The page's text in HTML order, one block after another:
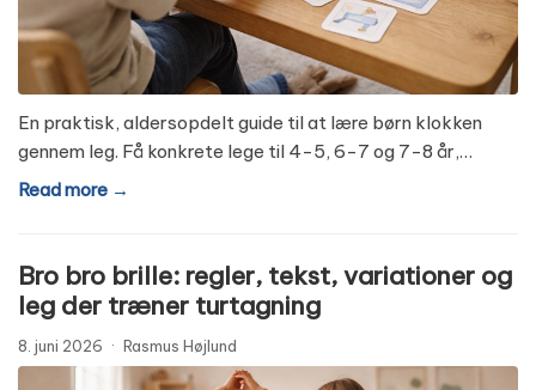
En praktisk, aldersopdelt guide til at lære børn klokken
gennem leg. Få konkrete lege til 4-5, 6-7 og 7-8 år,…
Read more →
Bro bro brille: regler, tekst, variationer og
leg der træner turtagning
8. juni 2026 · Rasmus Højlund